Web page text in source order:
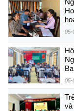
05-
05-
và